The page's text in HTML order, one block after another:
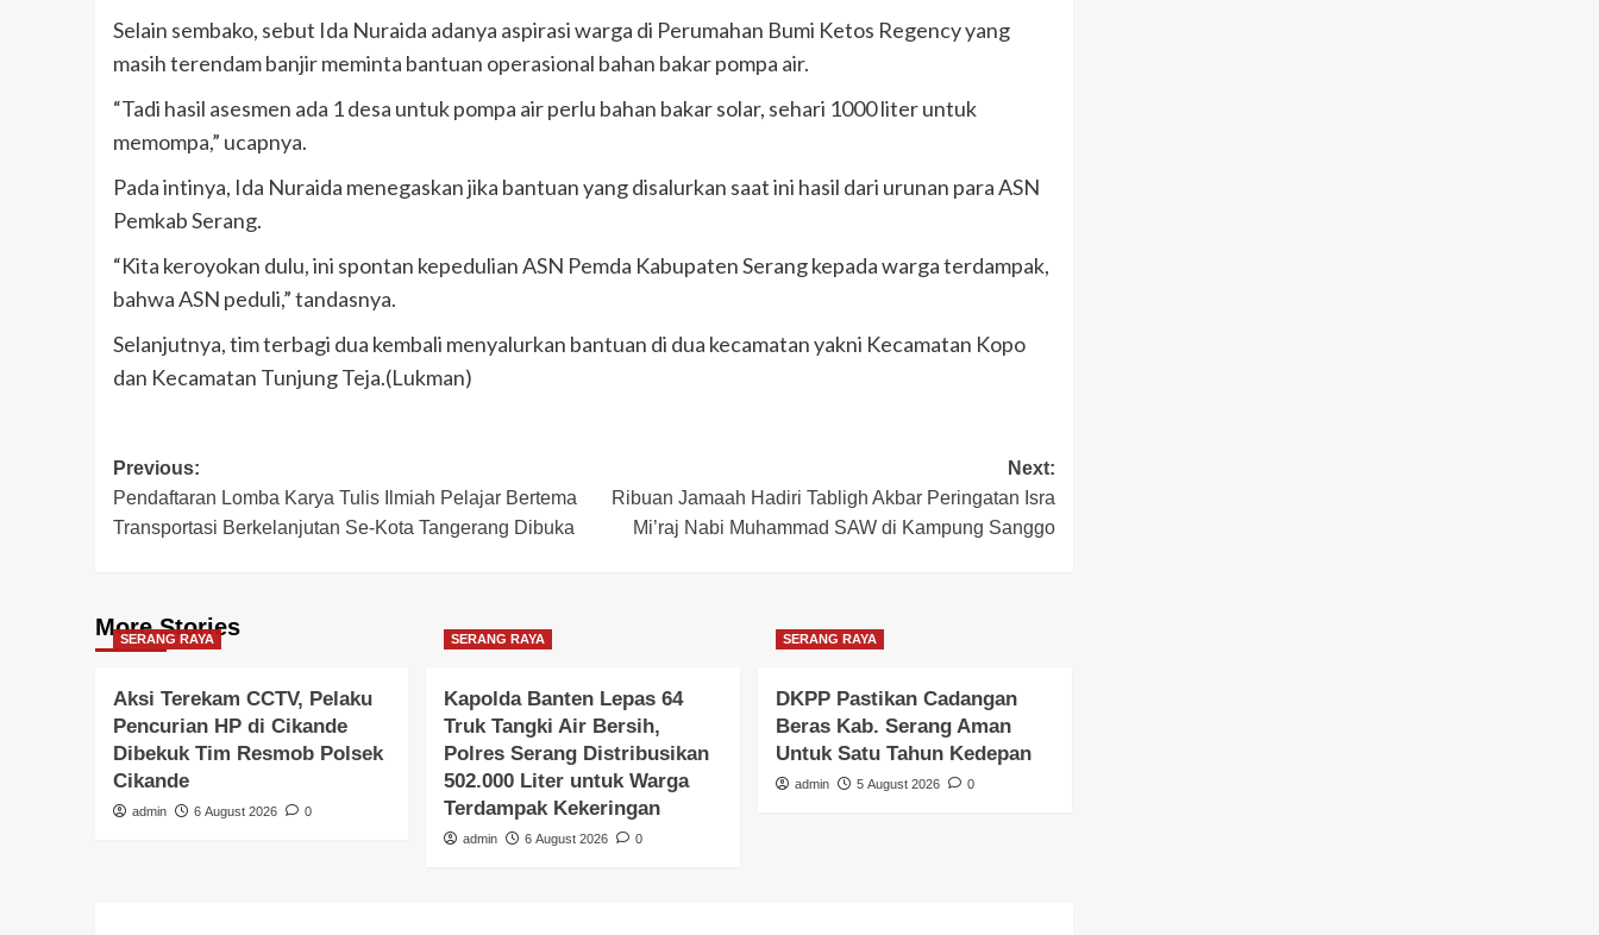
Selain sembako, sebut Ida Nuraida adanya aspirasi warga di Perumahan Bumi Ketos Regency yang
masih terendam banjir meminta bantuan operasional bahan bakar pompa air.
“Tadi hasil asesmen ada 1 desa untuk pompa air perlu bahan bakar solar, sehari 1000 liter untuk
memompa,” ucapnya.
Pada intinya, Ida Nuraida menegaskan jika bantuan yang disalurkan saat ini hasil dari urunan para ASN
Pemkab Serang.
“Kita keroyokan dulu, ini spontan kepedulian ASN Pemda Kabupaten Serang kepada warga terdampak,
bahwa ASN peduli,” tandasnya.
Selanjutnya, tim terbagi dua kembali menyalurkan bantuan di dua kecamatan yakni Kecamatan Kopo
dan Kecamatan Tunjung Teja.(Lukman)
Post
navigation
Previous:
Pendaftaran Lomba Karya Tulis Ilmiah Pelajar Bertema
Transportasi Berkelanjutan Se-Kota Tangerang Dibuka
Next:
Ribuan Jamaah Hadiri Tabligh Akbar Peringatan Isra
Mi’raj Nabi Muhammad SAW di Kampung Sanggo
More Stories
SERANG RAYA
Aksi Terekam CCTV, Pelaku
Pencurian HP di Cikande
Dibekuk Tim Resmob Polsek
Cikande
admin 6 August 2026 0
SERANG RAYA
Kapolda Banten Lepas 64
Truk Tangki Air Bersih,
Polres Serang Distribusikan
502.000 Liter untuk Warga
Terdampak Kekeringan
admin 6 August 2026 0
SERANG RAYA
DKPP Pastikan Cadangan
Beras Kab. Serang Aman
Untuk Satu Tahun Kedepan
admin 5 August 2026 0